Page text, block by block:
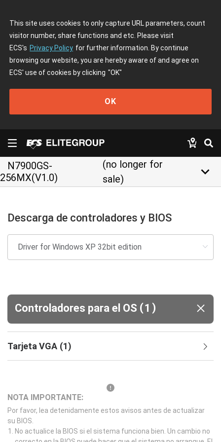
This site uses cookies to only capture URL parameters, count
visitor number, share functions and etc. Please visit
ECS's Privacy Policy for further information. By continue
browsing our website, you are hereby aware of and agree on
ECS' use of cookies by clicking "OK"
OK
N7900GS-
256MX(V1.0)
(no longer for
sale)
keyboard_arrow_down
Descarga de controladores y BIOS
Controladores para el OS (1 )
Tarjeta VGA (1)
NOTA IMPORTANTE:
Por favor, lea detenidamente estos avisos antes de actualizar
su BIOS.
No actualice la BIOS si el sistema funciona bien. Un cambio no